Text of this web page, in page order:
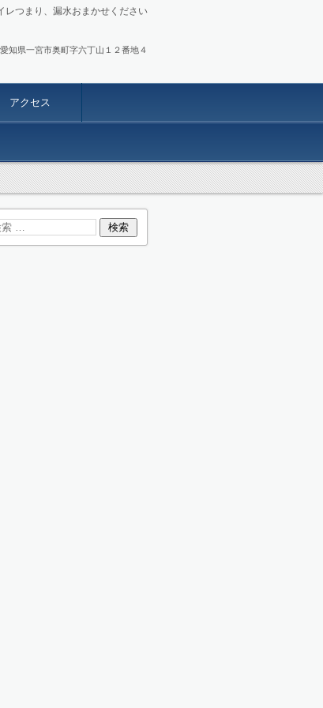
レつまり、漏水おまかせください
知県一宮市奥町字六丁山１２番地４
アクセス